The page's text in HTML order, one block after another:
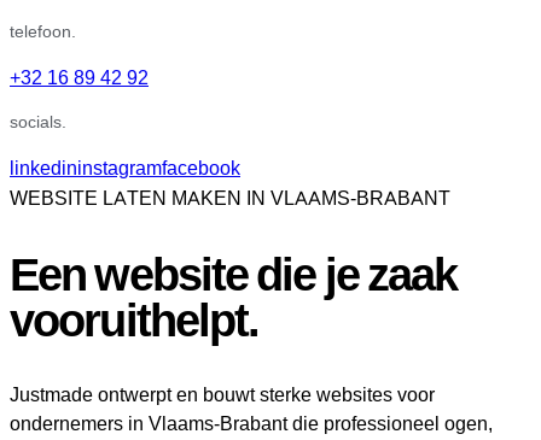
telefoon.
+32 16 89 42 92
socials.
linkedininstagramfacebook
WEBSITE LATEN MAKEN IN VLAAMS-BRABANT
Een website die je zaak
vooruithelpt.
Justmade ontwerpt en bouwt sterke websites voor
ondernemers in Vlaams-Brabant die professioneel ogen,